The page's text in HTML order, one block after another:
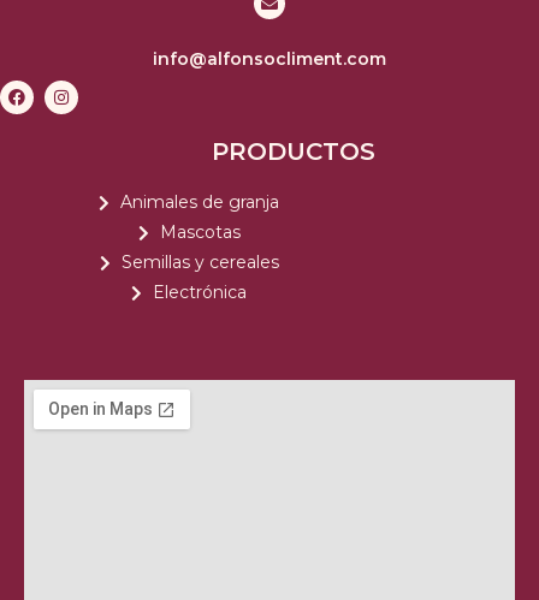
info@alfonsocliment.com
PRODUCTOS
Animales de granja
Mascotas
Semillas y cereales
Electrónica